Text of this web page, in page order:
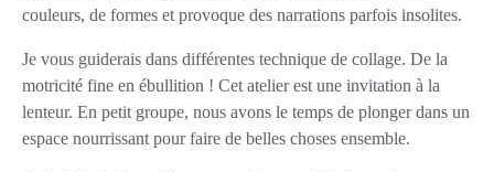
couleurs, de formes et provoque des narrations parfois insolites.
Je vous guiderais dans différentes technique de collage. De la
motricité fine en ébullition ! Cet atelier est une invitation à la
lenteur. En petit groupe, nous avons le temps de plonger dans un
espace nourrissant pour faire de belles choses ensemble.